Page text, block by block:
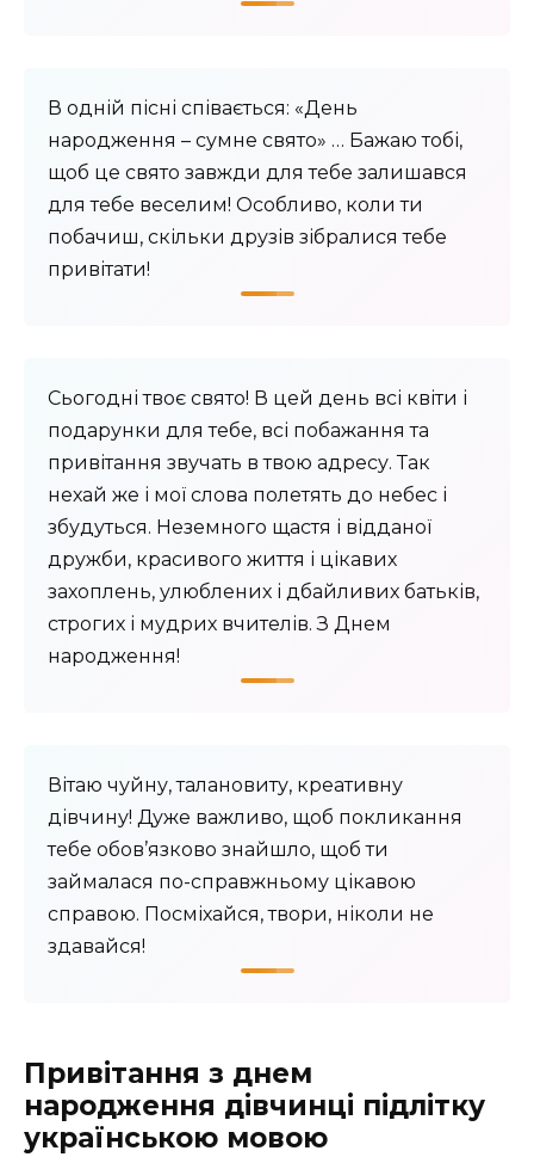
В одній пісні співається: «День
народження – сумне свято» … Бажаю тобі,
щоб це свято завжди для тебе залишався
для тебе веселим! Особливо, коли ти
побачиш, скільки друзів зібралися тебе
привітати!
Сьогодні твоє свято! В цей день всі квіти і
подарунки для тебе, всі побажання та
привітання звучать в твою адресу. Так
нехай же і мої слова полетять до небес і
збудуться. Неземного щастя і відданої
дружби, красивого життя і цікавих
захоплень, улюблених і дбайливих батьків,
строгих і мудрих вчителів. З Днем
народження!
Вітаю чуйну, талановиту, креативну
дівчину! Дуже важливо, щоб покликання
тебе обов’язково знайшло, щоб ти
займалася по-справжньому цікавою
справою. Посміхайся, твори, ніколи не
здавайся!
Привітання з днем
народження дівчинці підлітку
українською мовою